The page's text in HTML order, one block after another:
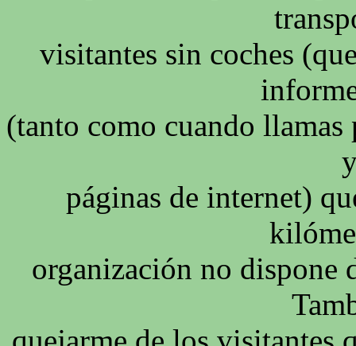
visitantes sin coches
(tanto como cuando
páginas de internet)
organización no dispone